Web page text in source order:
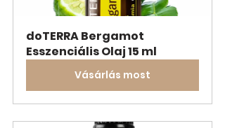
doTERRA Bergamot
Esszenciális Olaj 15 ml
Vásárlás most